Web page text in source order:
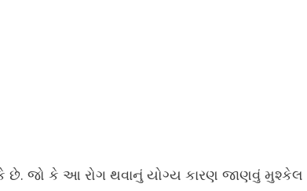
છે. જો કે આ રોગ થવાનું યોગ્ય કારણ જાણવું